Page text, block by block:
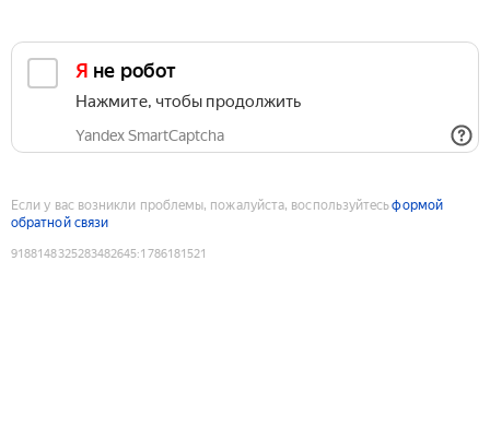
Я не робот
Нажмите, чтобы продолжить
Yandex SmartCaptcha
Если у вас возникли проблемы, пожалуйста, воспользуйтесьформой
обратной связи
9188148325283482645:1786181521